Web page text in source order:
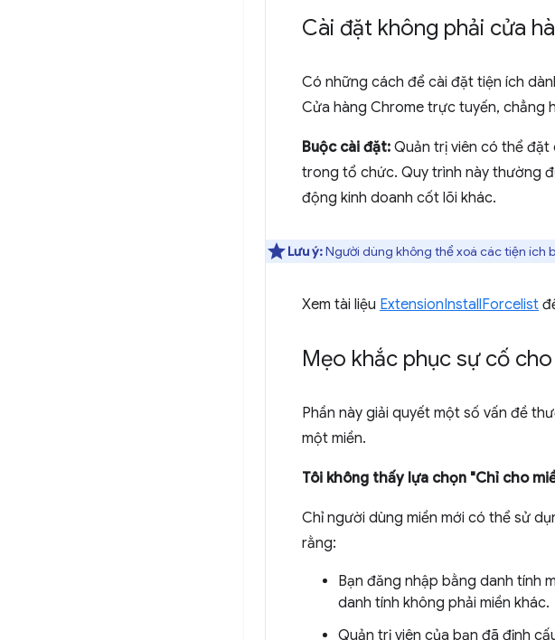
Cài đặt không phải cửa
Có những cách để cài đặt tiện ích
Cửa hàng Chrome trực tuyến, chẳng
Buộc cài đặt: Quản trị viên có thể
trong tổ chức. Quy trình này thường
động kinh doanh cốt lõi khác.
Lưu ý:Người dùng không thể xoá các tiện ích
Xem tài liệu ExtensionInstallForcelist
Mẹo khắc phục sự cố
Phần này giải quyết một số vấn đề
một miền.
Tôi không thấy lựa chọn "Chỉ cho
Chỉ người dùng miền mới có thể sử
rằng:
Bạn đăng nhập bằng danh tính
danh tính không phải miền khác.
Quản trị viên của bạn đã định